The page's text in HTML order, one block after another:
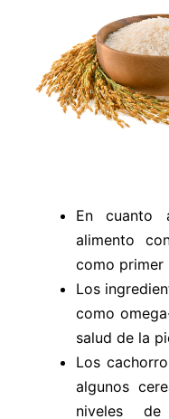
En cuanto
alimento
como primer
Los
como
salud de la
Los
algunos
niveles